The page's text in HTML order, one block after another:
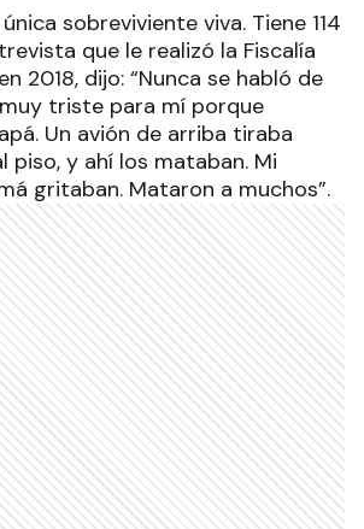
sobreviviente viva. Tiene 114
que le realizó la Fiscalía
2018, dijo: “Nunca se habló de
triste para mí porque
Un avión de arriba tiraba
piso, y ahí los mataban. Mi
gritaban. Mataron a muchos”.